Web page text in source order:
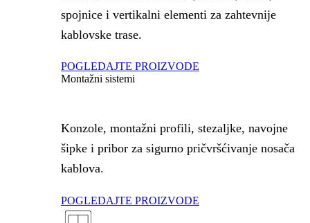
spojnice i vertikalni elementi za zahtevnije
kablovske trase.
POGLEDAJTE PROIZVODE
Montažni sistemi
Konzole, montažni profili, stezaljke, navojne
šipke i pribor za sigurno pričvršćivanje nosača
kablova.
POGLEDAJTE PROIZVODE